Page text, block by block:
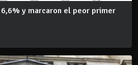
y marcaron el peor primer